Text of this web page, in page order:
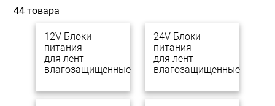
44 товара
12V Блоки
питания
для лент
влагозащищенные
24V Блоки
питания
для лент
влагозащищенные